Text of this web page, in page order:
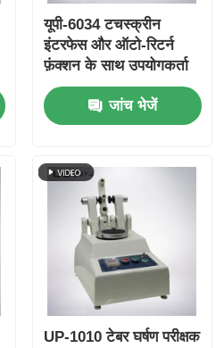
यूपी-6034 टचस्क्रीन
इंटरफेस और ऑटो-रिटर्न
फ़ंक्शन के साथ उपयोगकर्ता
के अनुकूल पेपर ट्यूब क्रश
स्ट्रेंथ टेस्टरजांच भेजें
UP-1010 टेबर घर्षण परीक्षक